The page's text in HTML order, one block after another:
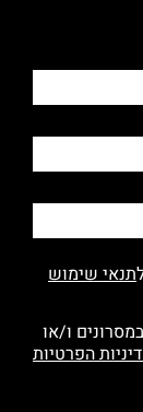
תנאי שימוש
ו/או
הפרטיות